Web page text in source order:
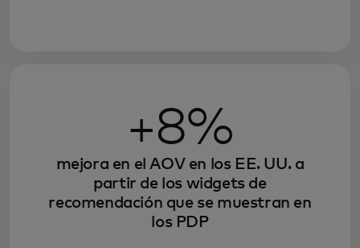
+8%
mejora en el AOV en los EE. UU. a
partir de los widgets de
recomendación que se muestran en
los PDP